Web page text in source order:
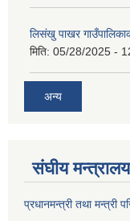
लिसंखु पाखर
मिति: 05/28/2025 -
अन्य
संघीय
प्रधानमन्त्री तथा मन्त्री